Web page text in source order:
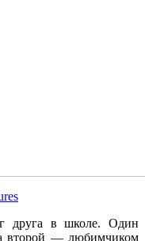
друга в школе. Один
второй — любимчиком